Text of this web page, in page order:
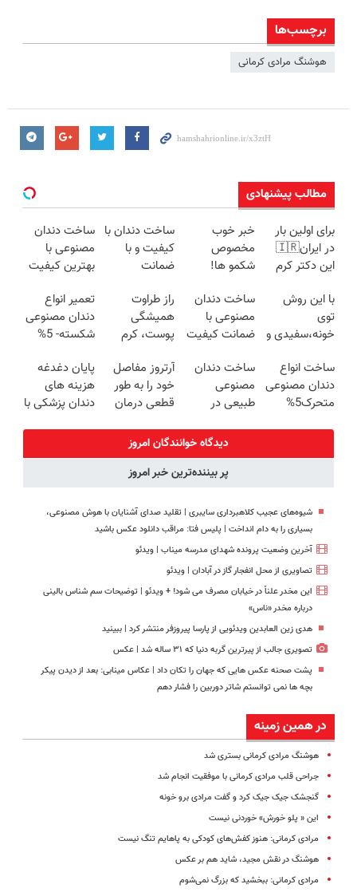
برچسب‌ها
هوشنگ‌ مرادی کرمانی
مطالب پیشنهادی
برای اولین بار
در ایران🇮🇷
این دکتر کرم
روزه ساخت!
خبر خوب
مخصوص
شکمو ها!
روش لاغری
معرفی شد
ساخت دندان با
کیفیت و با
ضمانت
5% تخفیف
ساخت دندان
مصنوعی با
بهترین کیفیت
با این روش
توی
خونه،سفیدی و
برگردون
(40%off)
ساخت دندان
مصنوعی با
ضمانت کیفیت
5%تخفیف
راز طراوت
همیشگی
پوست، کرم
با 45%تخفیف
تعمیر انواع
دندان مصنوعی
شکسته- 5%
ساخت انواع
دندان مصنوعی
متحرک5%
ساخت دندان
مصنوعی
طبیعی در
تخفیف
آرتروز مفاصل
خود را به طور
قطعی درمان
◗پرسش‌نامه◖
پایان دغدغه
هزینه های
دندان پزشکی با
دیدگاه خوانندگان امروز
پر بیننده‌ترین خبر امروز
شیوه‌های عجیب کلاهبرداری سایبری | تقلید صدای آشنایان با هوش مصنوعی،
بسیاری را به دام انداخت | پلیس فتا: مراقب دانلود عکس باشید
آخرین وضعیت پرونده شهدای مدرسه میناب | ویدئو
تصاویری از محل انفجار گاز در آبادان | ویدئو
این مخدر علناً در خیابان مصرف می شود! + ویدئو | توضیحات سم شناس بالینی
درباره مخدر «ناس»
هدی زین العابدین ویدئویی از پارسا پیروزفر منتشر کرد |‌ ببینید
تصویری جالب از پیرترین گربه دنیا که ۳۱ ساله شد | عکس
پشت صحنه عکس هایی که جهان را تکان داد | عکاس مینابی: بعد از دیدن پیکر
بچه‌ ها نمی‌ توانستم شاتر دوربین را فشار دهم
در همین زمینه
هوشنگ مرادی کرمانی بستری شد
جراحی قلب مرادی کرمانی با موفقیت انجام شد
گنجشک جیک جیک کرد و گفت مرادی برو خونه
این « پلو خورش» خوردنی نیست
مرادی کرمانی: هنوز کفش‌های کودکی به پاهایم تنگ نیست
هوشنگ در نقش مجید، شاید هم بر عکس
مرادی کرمانی: ببخشید که بزرگ نمی‌شوم